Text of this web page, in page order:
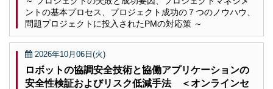
ントの基本プロセス、プロジェクト成功の７つのノウハウ、
問題プロジェクトに投入されたPMの対応策 ～
2026年10月06日(火)
ロボットの協調安全技術と協働アプリケーションの
安全性検証およびリスク低減手法 ＜オンラインセ